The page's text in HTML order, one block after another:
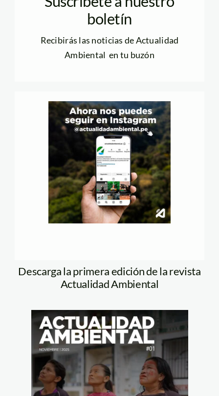
boletín
Recibirás las noticias de Actualidad
Ambiental en tu buzón
Descarga la primera edición de la revista
Actualidad Ambiental